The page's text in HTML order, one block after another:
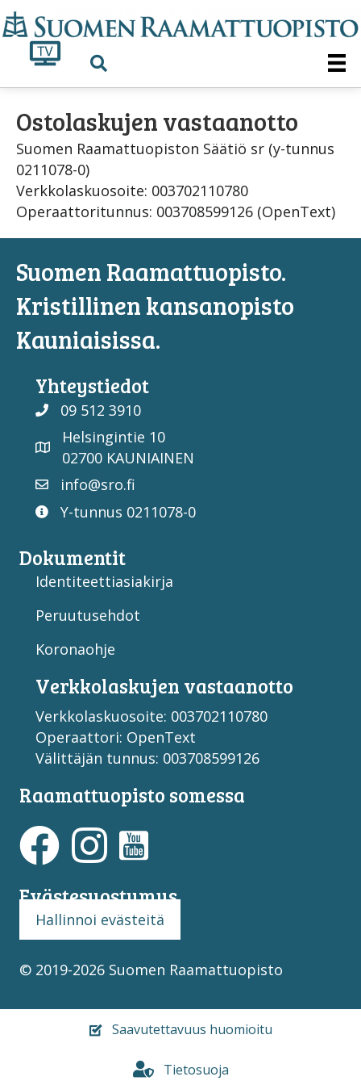
Ostolaskujen vastaanotto
Suomen Raamattuopiston Säätiö sr (y-tunnus
0211078-0)
Verkkolaskuosoite: 003702110780
Operaattoritunnus: 003708599126 (OpenText)
Suomen Raamattuopisto.
Kristillinen kansanopisto
Kauniaisissa.
Yhteystiedot
09 512 3910
Helsingintie 10
02700 KAUNIAINEN
info@sro.fi
Y-tunnus 0211078-0
Dokumentit
Identiteettiasiakirja
Peruutusehdot
Koronaohje
Verkko­laskujen vastaan­otto
Verkkolaskuosoite: 003702110780
Operaattori: OpenText
Välittäjän tunnus: 003708599126
Raamattuopisto somessa
Evästesuostumus
Hallinnoi evästeitä
© 2019-2026 Suomen Raamattuopisto
Saavutettavuus huomioitu
Tietosuoja